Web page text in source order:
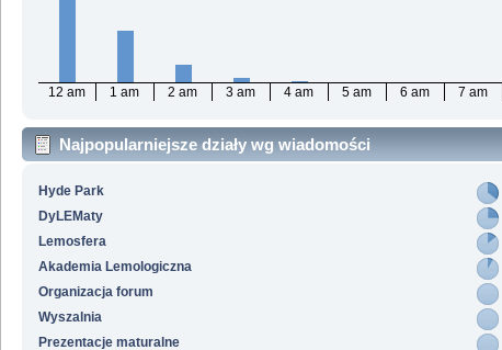
12 am 1 am 2 am 3 am 4 am 5 am 6 am 7 am
Najpopularniejsze działy wg wiadomości
Hyde Park
DyLEMaty
Lemosfera
Akademia Lemologiczna
Organizacja forum
Wyszalnia
Prezentacje maturalne